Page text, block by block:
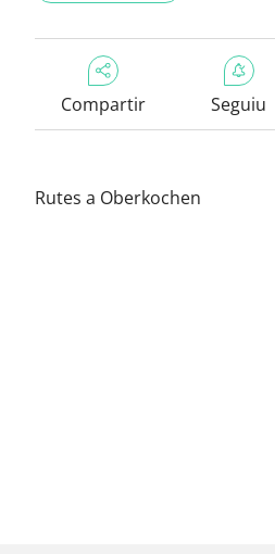
Compartir Seguiu
Rutes a Oberkochen